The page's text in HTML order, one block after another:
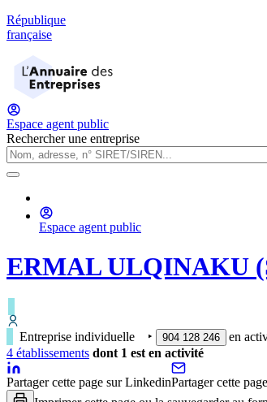
République
française
Espace agent public
Rechercher une entreprise
Espace agent public
ERMAL ULQINAKU
Entreprise individuelle ‣ 904 128 246
en
4 établissements dont 1 est en activité
Partager cette page sur LinkedinPartager cette